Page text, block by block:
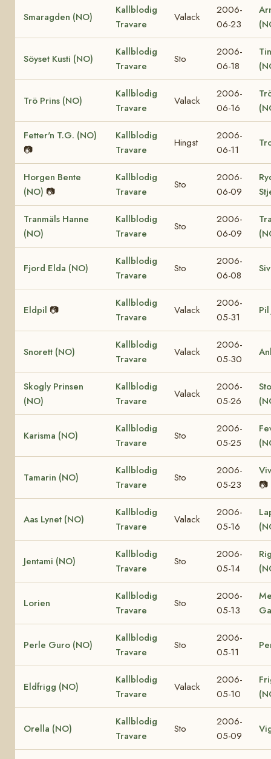
Smaragden (NO)
Kallblodig
Travare
Valack
2006-
06-23
Söyset Kusti (NO)
Kallblodig
Travare
Sto
2006-
06-18
Trö Prins (NO)
Kallblodig
Travare
Valack
2006-
06-16
Fetter'n T.G. (NO)
📷
Kallblodig
Travare
Hingst
2006-
06-11
Horgen Bente
(NO) 📷
Kallblodig
Travare
Sto
2006-
06-09
Tranmäls Hanne
(NO)
Kallblodig
Travare
Sto
2006-
06-09
Fjord Elda (NO)
Kallblodig
Travare
Sto
2006-
06-08
Eldpil 📷
Kallblodig
Travare
Valack
2006-
05-31
Pil
Snorett (NO)
Kallblodig
Travare
Valack
2006-
05-30
Skogly Prinsen
(NO)
Kallblodig
Travare
Valack
2006-
05-26
Karisma (NO)
Kallblodig
Travare
Sto
2006-
05-25
Tamarin (NO)
Kallblodig
Travare
Sto
2006-
05-23
📷
Aas Lynet (NO)
Kallblodig
Travare
Valack
2006-
05-16
Jentami (NO)
Kallblodig
Travare
Sto
2006-
05-14
Lorien
Kallblodig
Travare
Sto
2006-
05-13
Perle Guro (NO)
Kallblodig
Travare
Sto
2006-
05-11
Eldfrigg (NO)
Kallblodig
Travare
Valack
2006-
05-10
Orella (NO)
Kallblodig
Travare
Sto
2006-
05-09